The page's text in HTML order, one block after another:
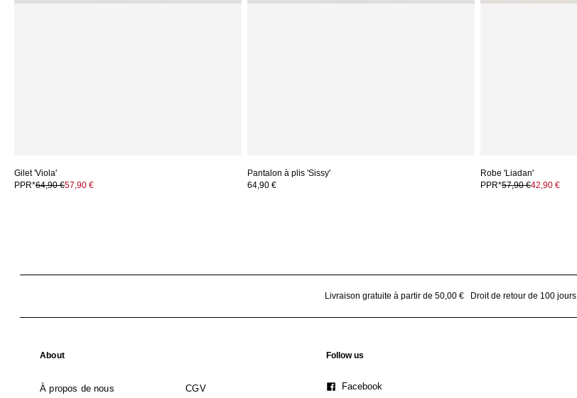
Gilet 'Viola'
PPR*64,90 €57,90 €
Pantalon à plis 'Sissy'
64,90 €
Robe 'Liadan'
PPR*57,90 €42,90 €
Livraison gratuite à partir de 50,00 € Droit de retour de 100 jours
About
À propos de nous
CGV
Follow us
Facebook